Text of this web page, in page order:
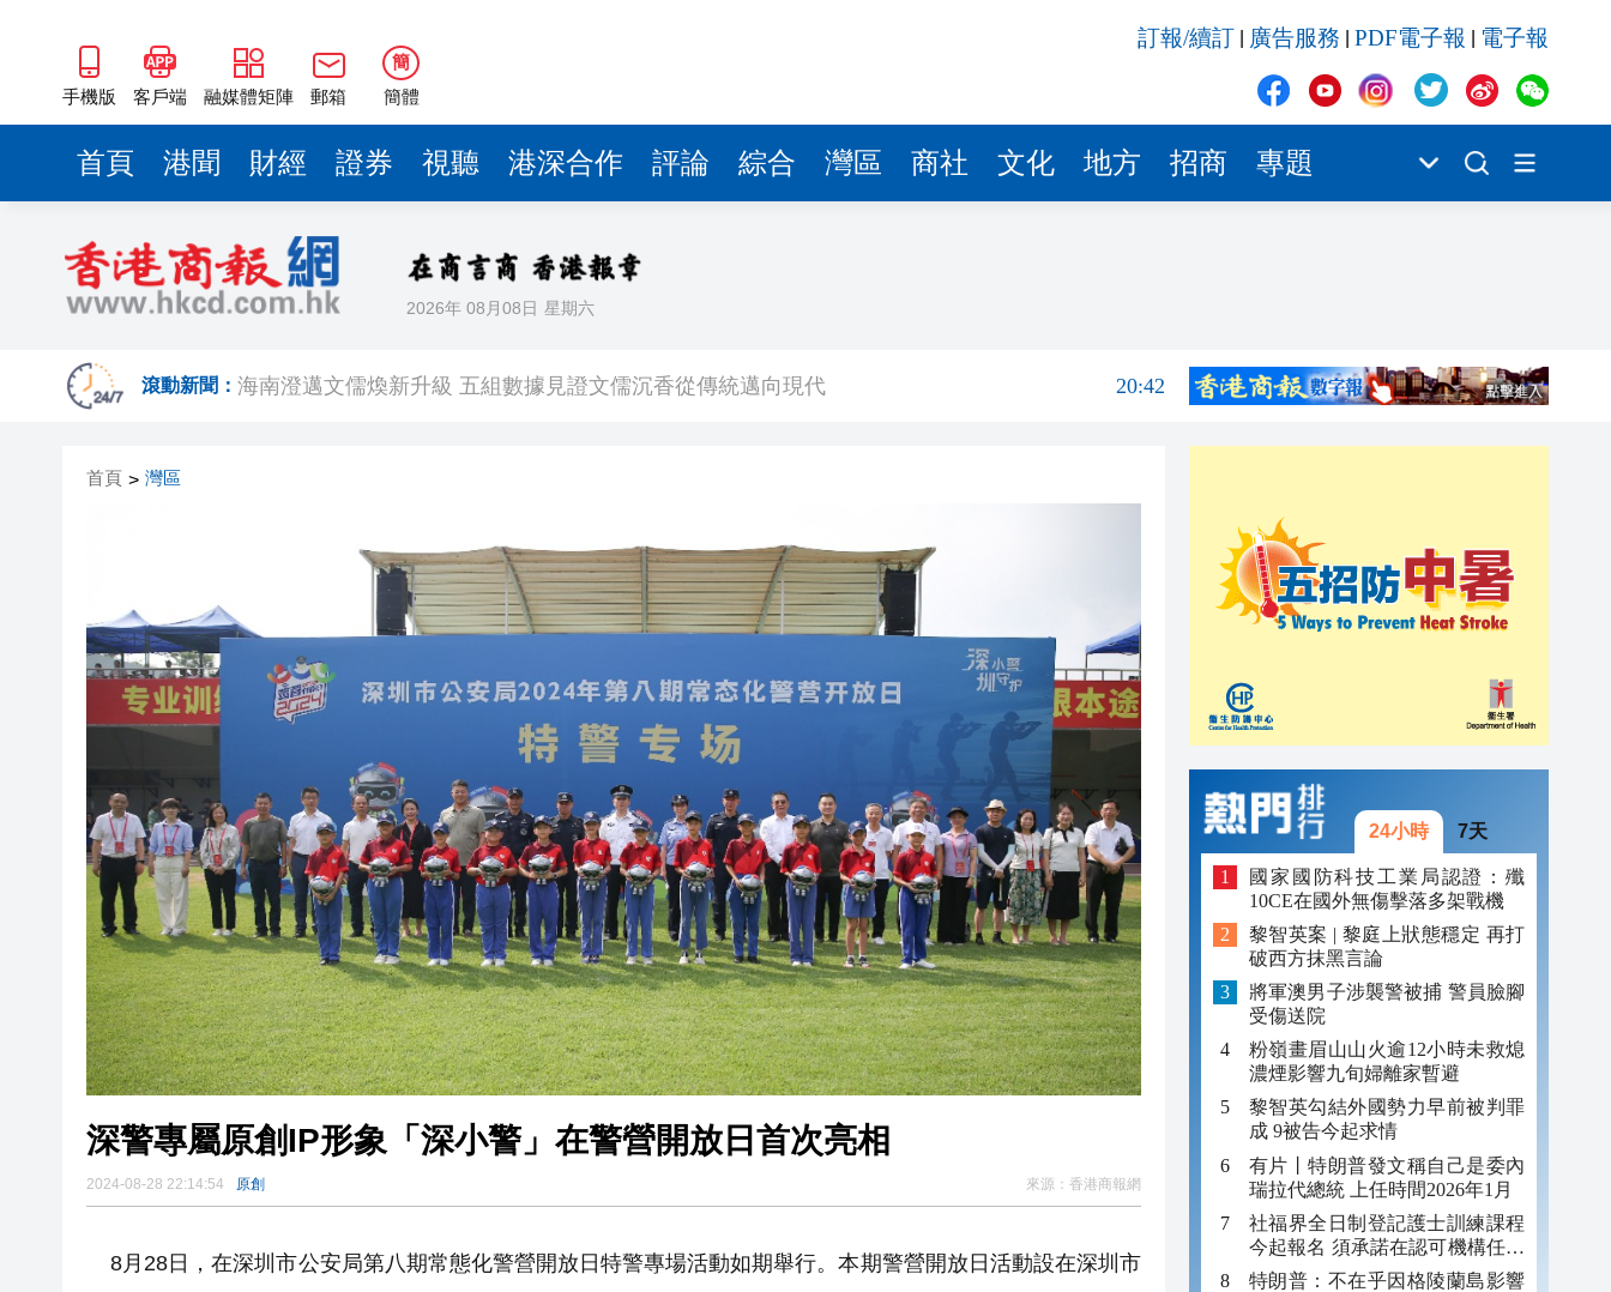
手機版 客戶端 融媒體矩陣 郵箱
簡
簡體
訂報/續訂 廣告服務 PDF電子報 電子報
首頁 港聞 財經 證券 視聽 港深合作 評論 綜合 灣區 商社 文化 地方 招商 專題
2026年 08月08日 星期六
滾動新聞：
梁振英率港區全國政協委員考察團來瓊考察
20:42
2025年海南儋州以舊換新帶動消費約18億元
山東26戶省屬國企去年合計營收2.58萬億 利潤總額近936億
20:40
閩粵贛三地漢樂藝術家齊聚深圳，共奏客家文化傳承新篇章
黎智英案｜吳良好：依法公正處理黎智英求情 罪證如山豈能妄想輕判
海南澄邁文儒煥新升級 五組數據見證文儒沉香從傳統邁向現代
20:42
瀋陽鐵西校園閱讀活動解鎖閱讀新玩法
閩粵贛三地漢樂藝術家齊聚深圳，共奏客家文化傳承新篇章
20:34
黎智英案｜吳良好：依法公正處理黎智英求情 罪證如山豈能妄想輕判
21:08
50餘位頂尖專家共話時代命題
20:55
海南澄邁文儒煥新升級 五組數據見證文儒沉香從傳統邁向現代
梁振英率港區全國政協委員考察團來瓊考察
20:42
2025年海南儋州以舊換新帶動消費約18億元
20:41
山東26戶省屬國企去年合計營收2.58萬億 利潤總額近936億
20:40
瀋陽鐵西校園閱讀活動解鎖閱讀新玩法
20:39
閩粵贛三地漢樂藝術家齊聚深圳，共奏客家文化傳承新篇章
20:34
首頁 > 灣區
深警專屬原創IP形象「深小警」在警營開放日首次亮相
2024-08-28 22:14:54 原創 來源： 香港商報網
8月28日，在深圳市公安局第八期常態化警營開放日特警專場活動如期舉行。本期警營開放日活動設在深圳市
24小時 7天
國家國防科技工業局認證：殲
10CE在國外無傷擊落多架戰機
黎智英案 | 黎庭上狀態穩定 再打
破西方抹黑言論
將軍澳男子涉襲警被捕 警員臉腳
受傷送院
粉嶺畫眉山山火逾12小時未救熄
濃煙影響九旬婦離家暫避
黎智英勾結外國勢力早前被判罪
成 9被告今起求情
有片丨特朗普發文稱自己是委內
瑞拉代總統 上任時間2026年1月
社福界全日制登記護士訓練課程
今起報名 須承諾在認可機構任職
至少三年
特朗普：不在乎因格陵蘭島影響